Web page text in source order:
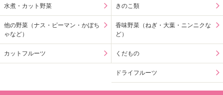
きのこ類
水煮・カット野菜
香味野菜（ねぎ・大葉・ニンニクな
ど）
他の野菜（ナス・ピーマン・かぼち
ゃなど）
くだもの
カットフルーツ
ドライフルーツ